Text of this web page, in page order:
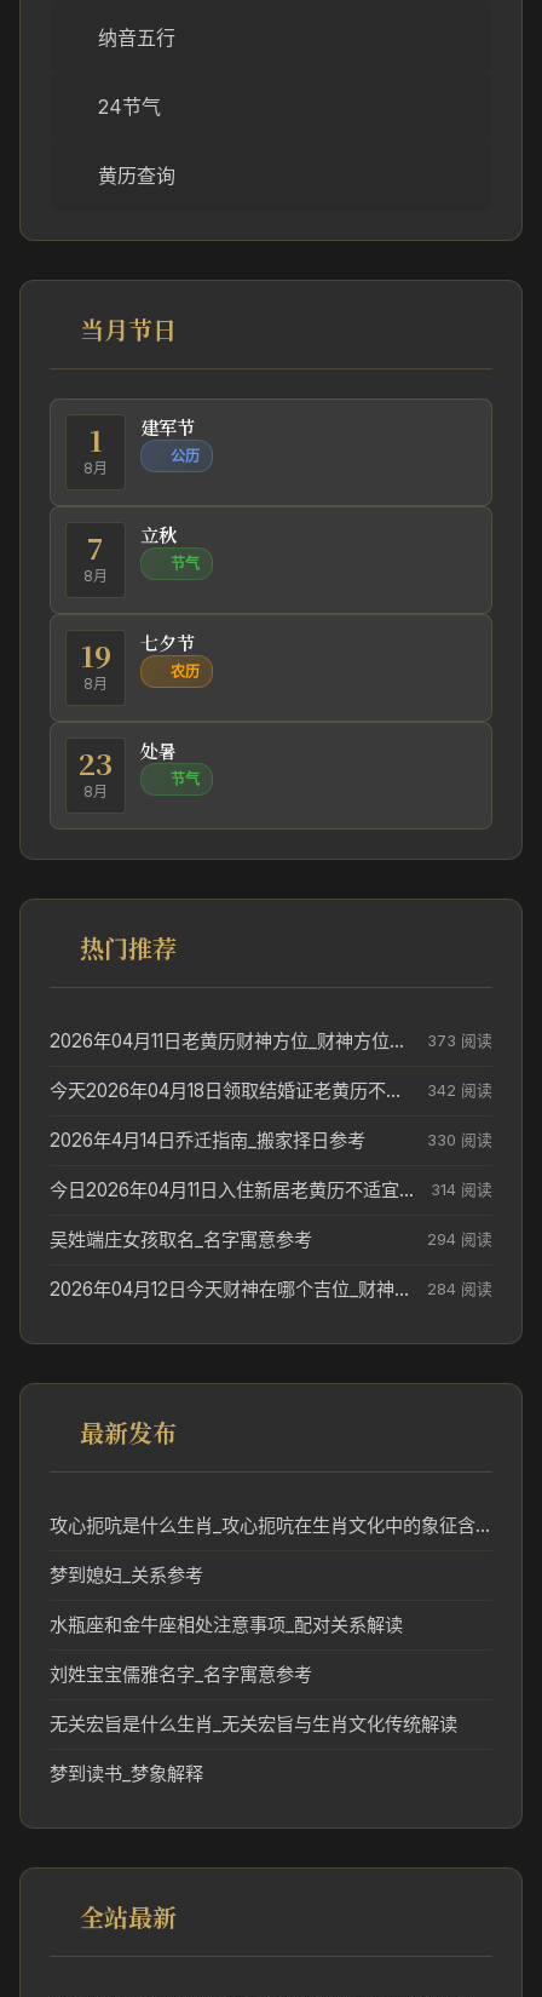
纳音五行
24节气
黄历查询
当月节日
1
8月
建军节
公历
7
8月
立秋
节气
19
8月
七夕节
农历
23
8月
处暑
节气
热门推荐
2026年04月11日老黄历财神方位_财神方位与供奉讲究 373 阅读
今天2026年04月18日领取结婚证老黄历不适合吗_领证日期参考 342 阅读
2026年4月14日乔迁指南_搬家择日参考 330 阅读
今日2026年04月11日入住新居老黄历不适宜吗_搬家择日参考 314 阅读
吴姓端庄女孩取名_名字寓意参考 294 阅读
2026年04月12日今天财神在哪个吉位_财神方位参考 284 阅读
最新发布
攻心扼吭是什么生肖_攻心扼吭在生肖文化中的象征含义
梦到媳妇_关系参考
水瓶座和金牛座相处注意事项_配对关系解读
刘姓宝宝儒雅名字_名字寓意参考
无关宏旨是什么生肖_无关宏旨与生肖文化传统解读
梦到读书_梦象解释
全站最新